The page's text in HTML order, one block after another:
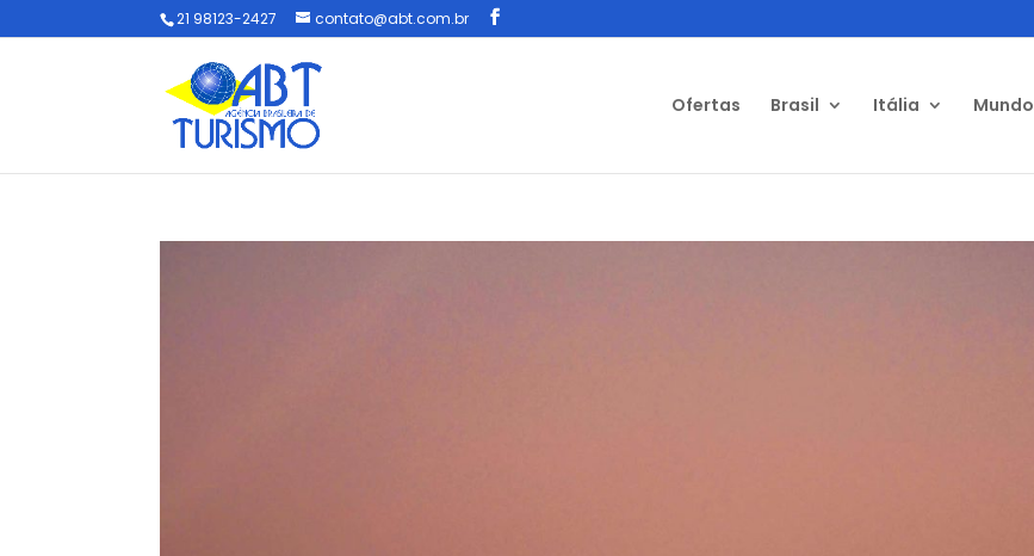
21 98123-2427 contato@abt.com.br
Ofertas Brasil Itália Mundo